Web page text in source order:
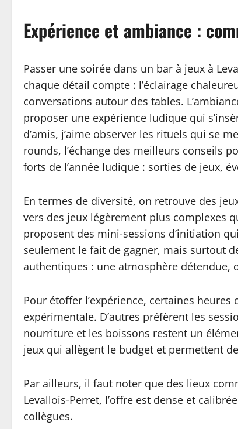
Expérience et ambiance :
Passer une soirée dans un bar à jeux à
chaque détail compte : l’éclairage
conversations autour des tables.
proposer une expérience ludique qui
d’amis, j’aime observer les rituels qui se
rounds, l’échange des meilleurs conseils
forts de l’année ludique : sorties de jeux,
En termes de diversité, on retrouve des
vers des jeux légèrement plus complexes
proposent des mini-sessions d’initiation
seulement le fait de gagner, mais surtout
authentiques : une atmosphère détendue,
Pour étoffer l’expérience, certaines
expérimentale. D’autres préfèrent les
nourriture et les boissons restent un
jeux qui allègent le budget et permettent
Par ailleurs, il faut noter que des lieux
Levallois-Perret, l’offre est dense et
collègues.